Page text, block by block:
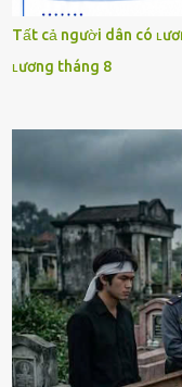
Tất cả người dân có
ʟương tháng 8